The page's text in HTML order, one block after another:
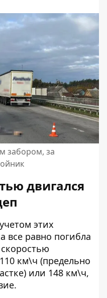
забором, за
двигался
этих
все равно погибла
км\ч (предельно
или 148 км\ч,